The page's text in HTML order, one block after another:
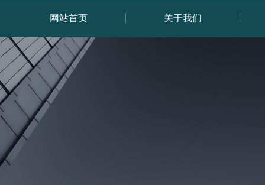
网站首页 关于我们